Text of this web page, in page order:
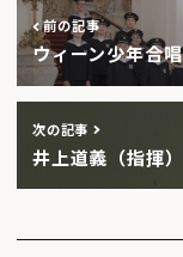
前の記事
ウィーン少年合
次の記事
井上道義（指揮